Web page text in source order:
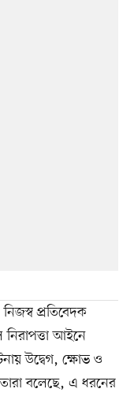
প্রতিবেদক
নিরাপত্তা আইনে
উদ্বেগ, ক্ষোভ ও
তারা বলেছে, এ ধরনের